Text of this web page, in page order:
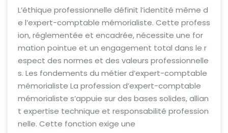
L’éthique professionnelle définit l’identité même d
e l’expert-comptable mémorialiste. Cette profess
ion, réglementée et encadrée, nécessite une for
mation pointue et un engagement total dans le r
espect des normes et des valeurs professionnelle
s. Les fondements du métier d’expert-comptable
mémorialiste La profession d’expert-comptable
mémorialiste s’appuie sur des bases solides, allian
t expertise technique et responsabilité profession
nelle. Cette fonction exige une